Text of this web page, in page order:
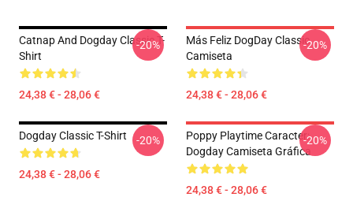
Catnap And Dogday Classic T-
Shirt
24,38 € - 28,06 €
-20%
Más Feliz DogDay Classic
Camiseta
24,38 € - 28,06 €
-20%
Dogday Classic T-Shirt
24,38 € - 28,06 €
-20%
Poppy Playtime Caracter:
Dogday Camiseta Gráfica
24,38 € - 28,06 €
-20%